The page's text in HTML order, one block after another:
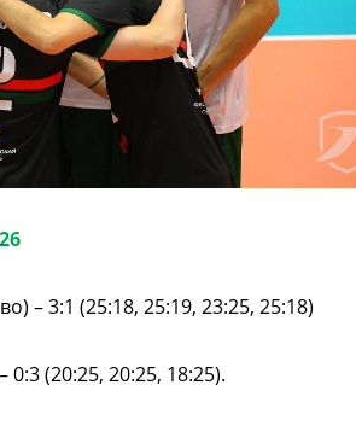
– 3:1 (25:18, 25:19, 23:25, 25:18)
(20:25, 20:25, 18:25).